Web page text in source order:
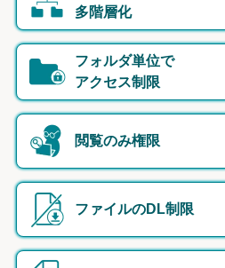
多階層化
フォルダ単位で
アクセス制限
閲覧のみ権限
ファイルのDL制限